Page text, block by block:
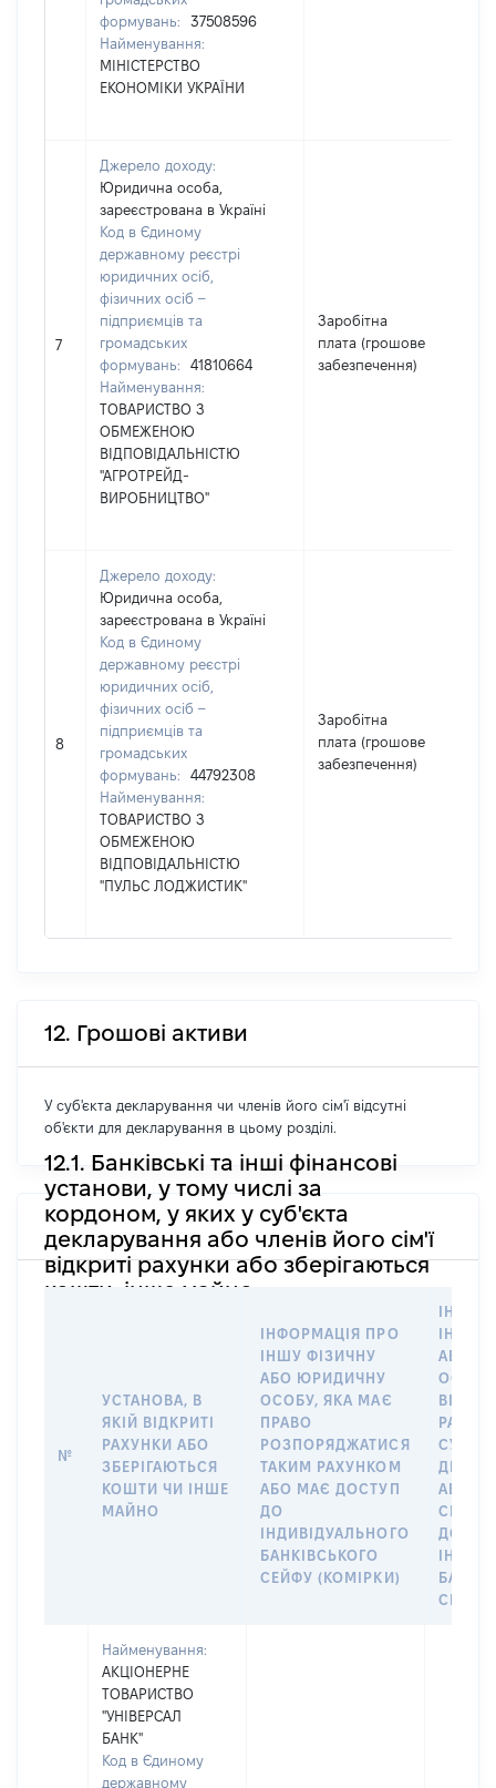
формувань:
37508596
Найменування:
МІНІСТЕРСТВО
ЕКОНОМІКИ УКРАЇНИ
7
Джерело доходу:
Юридична особа,
зареєстрована в Україні
Код в Єдиному
державному реєстрі
юридичних осіб,
фізичних осіб –
підприємців та
громадських
формувань:
41810664
Найменування:
ТОВАРИСТВО З
ОБМЕЖЕНОЮ
ВІДПОВІДАЛЬНІСТЮ
"АГРОТРЕЙД-
ВИРОБНИЦТВО"
Заробітна
плата (грошове
забезпечення)
8
Джерело доходу:
Юридична особа,
зареєстрована в Україні
Код в Єдиному
державному реєстрі
юридичних осіб,
фізичних осіб –
підприємців та
громадських
формувань:
44792308
Найменування:
ТОВАРИСТВО З
ОБМЕЖЕНОЮ
ВІДПОВІДАЛЬНІСТЮ
"ПУЛЬС ЛОДЖИСТИК"
Заробітна
плата (грошове
забезпечення)
12. Грошові активи
У суб'єкта декларування чи членів його сім'ї відсутні
об'єкти для декларування в цьому розділі.
12.1. Банківські та інші фінансові
установи, у тому числі за
кордоном, у яких у суб'єкта
декларування або членів його сім'ї
відкриті рахунки або зберігаються
кошти, інше майно
№
УСТАНОВА, В
ЯКІЙ ВІДКРИТІ
РАХУНКИ АБО
ЗБЕРІГАЮТЬСЯ
КОШТИ ЧИ ІНШЕ
МАЙНО
ІНФОРМАЦІЯ ПРО
ІНШУ ФІЗИЧНУ
АБО ЮРИДИЧНУ
ОСОБУ, ЯКА МАЄ
ПРАВО
РОЗПОРЯДЖАТИСЯ
ТАКИМ РАХУНКОМ
АБО МАЄ ДОСТУП
ДО
ІНДИВІДУАЛЬНОГО
БАНКІВСЬКОГО
СЕЙФУ (КОМІРКИ)
ІНШУ
АБО
АБО
СІМ’Ї
СЕЙФУ
Найменування:
АКЦІОНЕРНЕ
ТОВАРИСТВО
"УНІВЕРСАЛ
БАНК"
Код в Єдиному
державному